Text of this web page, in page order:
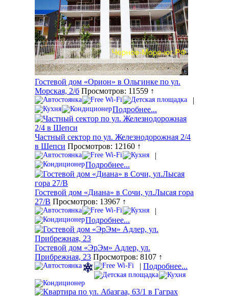
Гостевой дом «Орион» в Ольгинке по ул.
Морская, 2/б Просмотров: 11559 ↑
|
Подробнее...
Частный сектор по ул. Железнодорожная 2/4
в Шепси Просмотров: 12160 ↑
|
Подробнее...
Гостевой дом «Диана» в Сочи, ул.Лысая гора
27/В Просмотров: 13967 ↑
|
Подробнее...
Гостевой дом «ЭрЭм» Адлер, ул.
Прибрежная, 23 Просмотров: 8107 ↑
| Подробнее...